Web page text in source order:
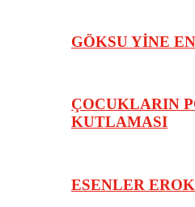
GÖKSU YİNE
ÇOCUKLARIN
KUTLAMASI
ESENLER